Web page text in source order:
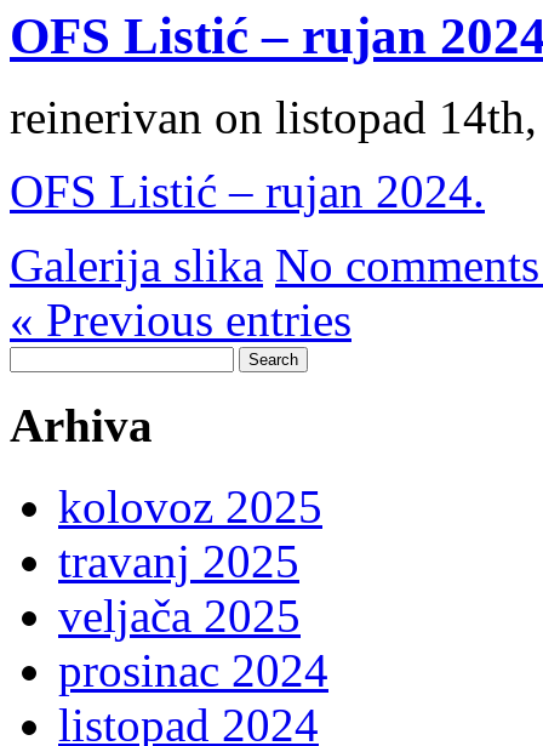
OFS Listić – rujan
reinerivan on listopad
OFS Listić – rujan 2024.
Galerija slika No
« Previous entries
for:
Arhiva
kolovoz 2025
travanj 2025
veljača 2025
prosinac 2024
listopad 2024